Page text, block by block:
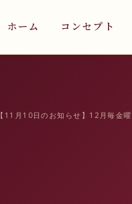
ホーム コンセプト
【11月10日のお知らせ】12月毎